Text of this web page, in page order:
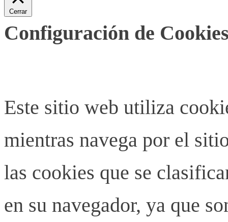
Cerrar
Configuración de
Este sitio web utiliza
mientras navega por el
las cookies que se
en su navegador, ya que